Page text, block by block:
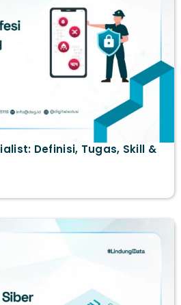
Definisi, Tugas, Skill &